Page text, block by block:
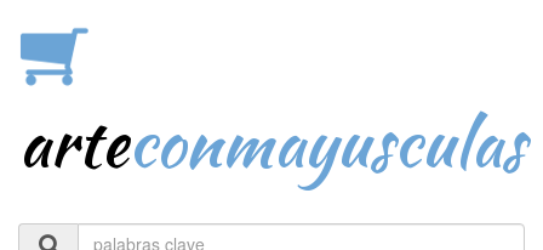
arteconmayusculas